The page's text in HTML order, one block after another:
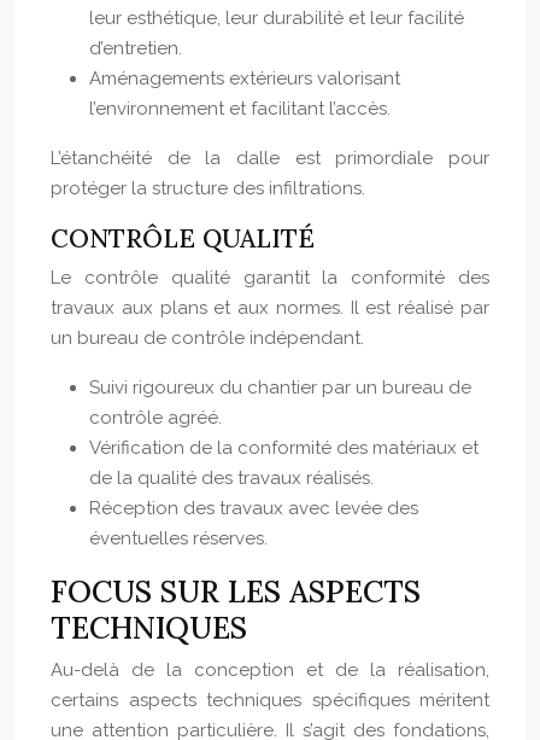
leur esthétique, leur durabilité et leur facilité
d’entretien.
Aménagements extérieurs valorisant
l’environnement et facilitant l’accès.
L’étanchéité de la dalle est primordiale pour
protéger la structure des infiltrations.
CONTRÔLE QUALITÉ
Le contrôle qualité garantit la conformité des
travaux aux plans et aux normes. Il est réalisé par
un bureau de contrôle indépendant.
Suivi rigoureux du chantier par un bureau de
contrôle agréé.
Vérification de la conformité des matériaux et
de la qualité des travaux réalisés.
Réception des travaux avec levée des
éventuelles réserves.
FOCUS SUR LES ASPECTS
TECHNIQUES
Au-delà de la conception et de la réalisation,
certains aspects techniques spécifiques méritent
une attention particulière. Il s’agit des fondations,